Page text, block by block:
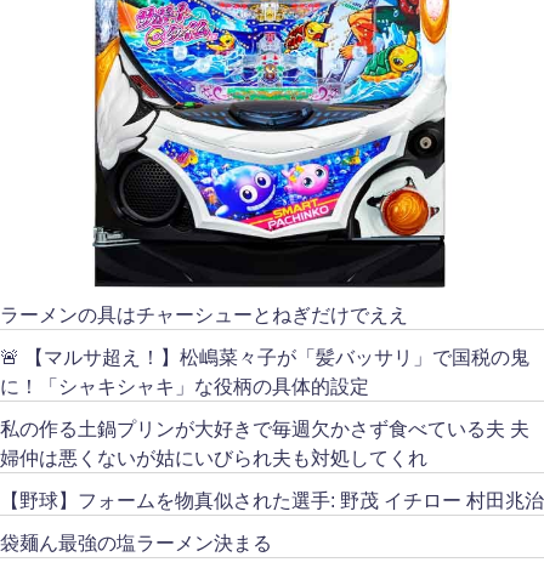
ラーメンの具はチャーシューとねぎだけでええ
🚨 【マルサ超え！】松嶋菜々子が「髪バッサリ」で国税の鬼
に！「シャキシャキ」な役柄の具体的設定
私の作る土鍋プリンが大好きで毎週欠かさず食べている夫 夫
婦仲は悪くないが姑にいびられ夫も対処してくれ
【野球】フォームを物真似された選手: 野茂 イチロー 村田兆治
袋麺ん最強の塩ラーメン決まる